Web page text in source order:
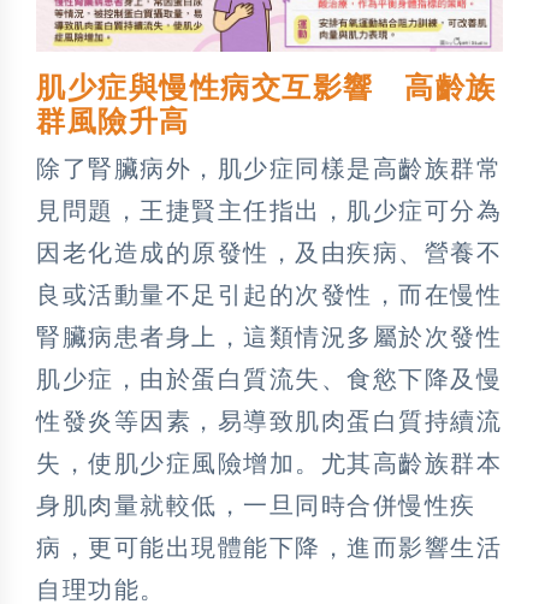
肌少症與慢性病交互影響 高齡族
群風險升高
除了腎臟病外，肌少症同樣是高齡族群常
見問題，王捷賢主任指出，肌少症可分為
因老化造成的原發性，及由疾病、營養不
良或活動量不足引起的次發性，而在慢性
腎臟病患者身上，這類情況多屬於次發性
肌少症，由於蛋白質流失、食慾下降及慢
性發炎等因素，易導致肌肉蛋白質持續流
失，使肌少症風險增加。尤其高齡族群本
身肌肉量就較低，一旦同時合併慢性疾
病，更可能出現體能下降，進而影響生活
自理功能。